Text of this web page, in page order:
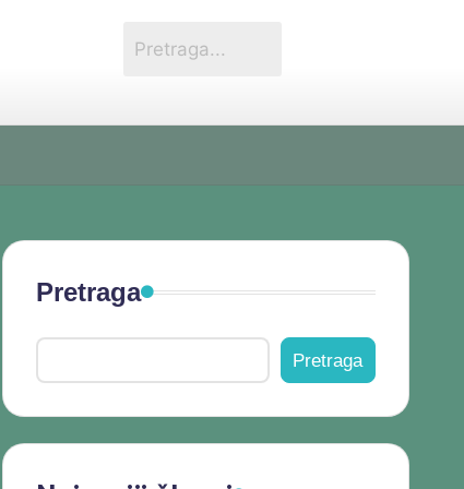
Pretraga
Pretraga